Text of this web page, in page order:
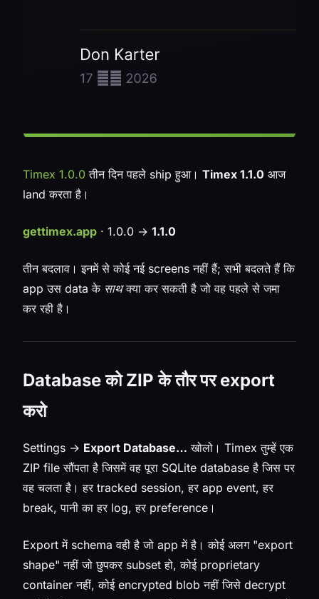
Timex 1.0.0 तीन दिन पहले ship हुआ। Timex 1.1.0 आज
land करता है।
gettimex.app · 1.0.0 → 1.1.0
तीन बदलाव। इनमें से कोई नई screens नहीं हैं; सभी बदलते हैं कि
app उस data के साथक्या कर सकती है जो वह पहले से जमा
कर रही है।
Database को ZIP के तौर पर export
करो
Settings → Export Database… खोलो। Timex तुम्हें एक
ZIP file सौंपता है जिसमें वह पूरा SQLite database है जिस पर
वह चलता है। हर tracked session, हर app event, हर
break, पानी का हर log, हर preference।
Export में schema वही है जो app में है। कोई अलग "export
shape" नहीं जो छुपकर subset हो, कोई proprietary
container नहीं, कोई encrypted blob नहीं जिसे decrypt